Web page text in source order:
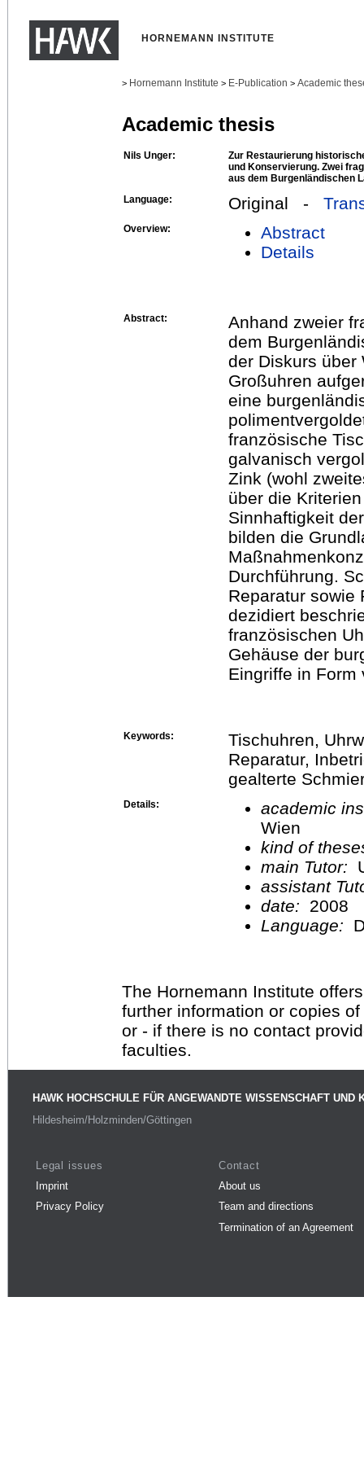
HORNEMANN INSTITUTE
> Hornemann Institute > E-Publication > Academic
Academic thesis
Nils Unger:
Zur Restaurierung
und Konservierung. Zwei
aus dem Burgenländischen
Language:
Original -
Overview:
Abstract
Details
Abstract:
Anhand zweier
dem
der Diskurs über
Großuhren
eine
französische
galvanisch
Zink (wohl
über die
Sinnhaftigkeit
bilden die
Durchführung.
Reparatur sowie
dezidiert
französischen
Gehäuse der
Eingriffe in Form
Keywords:
Tischuhren,
Reparatur,
gealterte
Details:
academic
Wien
kind of
main Tutor:
assistant
date:
2008
Language:
The Hornemann Institute
further information or copies
or - if there is no contact
faculties.
HAWK HOCHSCHULE FÜR ANGEWANDTE WISSENSCHAFT UND
Hildesheim/Holzminden/Göttingen
Legal issues
Imprint
Privacy Policy
Contact
About us
Team and directions
Termination of an Agreement